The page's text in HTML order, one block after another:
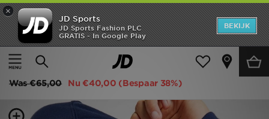
×
JD Sports
JD Sports Fashion PLC
GRATIS - In Google Play
BEKIJK
Thuis
Mannen Herenkleding Hoodies
Nike Foundation Overhead Hoodie Heren
Was€65,00 Nu €40,00 (Bespaar 38%)
New In
Heren